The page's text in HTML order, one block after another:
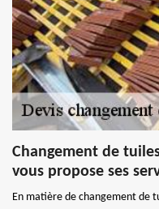
Changement de
vous propose ses
En matière de changement de